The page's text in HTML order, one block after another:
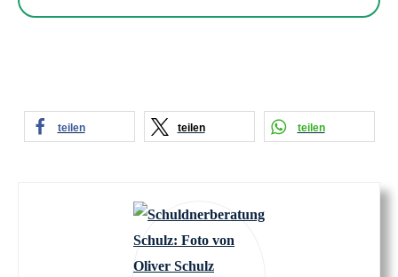
teilen teilen teilen